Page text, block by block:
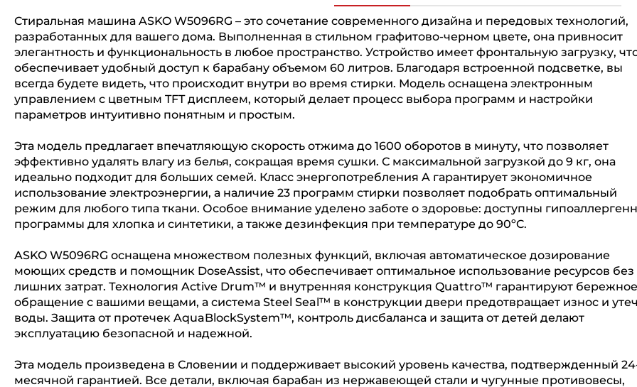
Стиральная машина ASKO W5096RG – это сочетание современного дизайна и передовых технологий,
разработанных для вашего дома. Выполненная в стильном графитово-черном цвете, она привносит
элегантность и функциональность в любое пространство. Устройство имеет фронтальную загрузку,
обеспечивает удобный доступ к барабану объемом 60 литров. Благодаря встроенной подсветке, вы
всегда будете видеть, что происходит внутри во время стирки. Модель оснащена электронным
управлением с цветным TFT дисплеем, который делает процесс выбора программ и настройки
параметров интуитивно понятным и простым.
Эта модель предлагает впечатляющую скорость отжима до 1600 оборотов в минуту, что позволяет
эффективно удалять влагу из белья, сокращая время сушки. С максимальной загрузкой до 9 кг, она
идеально подходит для больших семей. Класс энергопотребления A гарантирует экономичное
использование электроэнергии, а наличие 23 программ стирки позволяет подобрать оптимальный
режим для любого типа ткани. Особое внимание уделено заботе о здоровье: доступны
программы для хлопка и синтетики, а также дезинфекция при температуре до 90ºC.
ASKO W5096RG оснащена множеством полезных функций, включая автоматическое дозирование
моющих средств и помощник DoseAssist, что обеспечивает оптимальное использование ресурсов без
лишних затрат. Технология Active Drum™ и внутренняя конструкция Quattro™ гарантируют бережное
обращение с вашими вещами, а система Steel Seal™ в конструкции двери предотвращает износ и
воды. Защита от протечек AquaBlockSystem™, контроль дисбаланса и защита от детей делают
эксплуатацию безопасной и надежной.
Эта модель произведена в Словении и поддерживает высокий уровень качества, подтвержденный
месячной гарантией. Все детали, включая барабан из нержавеющей стали и чугунные противовесы,